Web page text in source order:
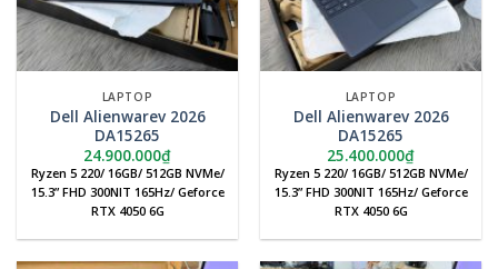
LAPTOP
Dell Alienwarev 2026
DA15265
24.900.000₫
Ryzen 5 220/ 16GB/ 512GB NVMe/
15.3” FHD 300NIT 165Hz/ Geforce
RTX 4050 6G
LAPTOP
Dell Alienwarev 2026
DA15265
25.400.000₫
Ryzen 5 220/ 16GB/ 512GB NVMe/
15.3” FHD 300NIT 165Hz/ Geforce
RTX 4050 6G